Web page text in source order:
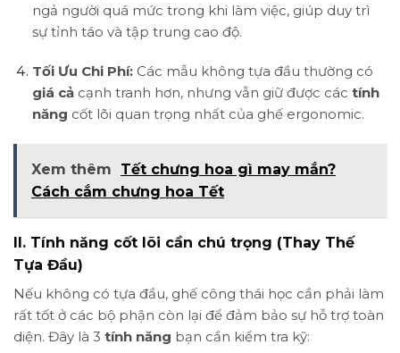
ngả người quá mức trong khi làm việc, giúp duy trì
sự tỉnh táo và tập trung cao độ.
Tối Ưu Chi Phí:Các mẫu không tựa đầu thường có
giá cảcạnh tranh hơn, nhưng vẫn giữ được các tính
năng cốt lõi quan trọng nhất của ghế ergonomic.
Xem thêm
Tết chưng hoa gì may mắn?
Cách cắm chưng hoa Tết
II. Tính năng cốt lõi cần chú trọng (Thay Thế
Tựa Đầu)
Nếu không có tựa đầu, ghế công thái học cần phải làm
rất tốt ở các bộ phận còn lại để đảm bảo sự hỗ trợ toàn
diện. Đây là 3 tính năng bạn cần kiểm tra kỹ: